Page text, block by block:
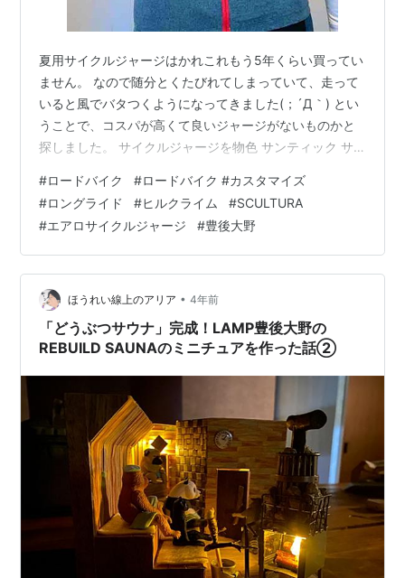
夏用サイクルジャージはかれこれもう5年くらい買ってい
ません。 なので随分とくたびれてしまっていて、走って
いると風でバタつくようになってきました(；´Д｀) とい
うことで、コスパが高くて良いジャージがないものかと
探しました。 サイクルジャージを物色 サンティック サ
インプレ サンティック サイクルジャージを着て
SCULTURAに乗って走ってみる サンティック サイクルジ
ャージで走り終えてみて サンティック エアロもどきサイ
クルジャージ インプレまとめ
#ロードバイク #ロードバイク #カスタマイズ
#ロングライド #ヒルクライム #SCULTURA
#エアロサイクルジャージ #豊後大野
ほうれい線上のアリア • 4年前
「どうぶつサウナ」完成！LAMP豊後大野の
REBUILD SAUNAのミニチュアを作った話②